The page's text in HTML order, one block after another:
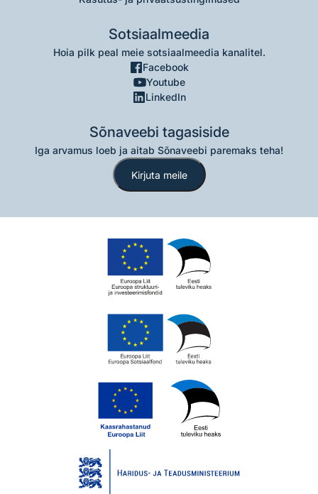
Sotsiaalmeedia
Hoia pilk peal meie sotsiaalmeedia kanalitel.
Facebook
Youtube
LinkedIn
Sõnaveebi tagasiside
Iga arvamus loeb ja aitab Sõnaveebi paremaks teha!
Kirjuta meile